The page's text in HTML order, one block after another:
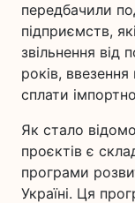
передбачили
підприємств,
звільнення від
років,
сплати
Як стало
проєктів є
програми
Україні. Ця